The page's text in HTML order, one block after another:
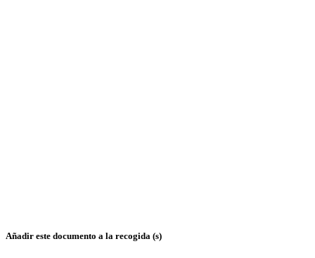
Añadir este documento a la recogida (s)